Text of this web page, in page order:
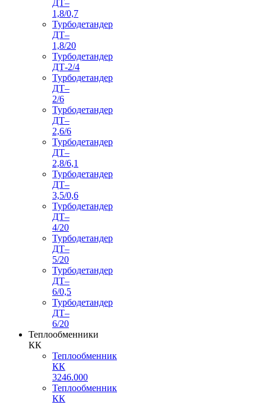
ДТ–
1,8/0,7
Турбодетандер
ДТ–
1,8/20
Турбодетандер
ДТ-2/4
Турбодетандер
ДТ–
2/6
Турбодетандер
ДТ–
2,6/6
Турбодетандер
ДТ–
2,8/6,1
Турбодетандер
ДТ–
3,5/0,6
Турбодетандер
ДТ–
4/20
Турбодетандер
ДТ–
5/20
Турбодетандер
ДТ–
6/0,5
Турбодетандер
ДТ–
6/20
Теплообменники
КК
Теплообменник
КК
3246.000
Теплообменник
КК